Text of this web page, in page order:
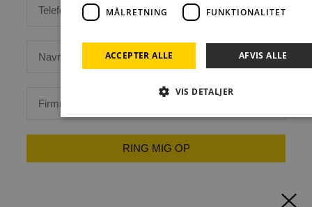
RING MIG OP
MÅLRETNING FUNKTIONALITET
ACCEPTER ALLE AFVIS ALLE
VIS DETALJER
Absolut nødvendige
Funktionalitet